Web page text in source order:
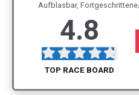
Aufblasbar,
4.8
TOP RACE BOARD